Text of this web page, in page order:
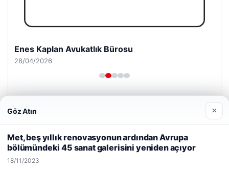
Enes Kaplan Avukatlık Bürosu
28/04/2026
© 2026 Gezgin Haber – Güncel Haberler
kullanıyoruz.Çerez Politikamız
Göz Atın ×
Met, beş yıllık renovasyonun ardından Avrupa
bölümündeki 45 sanat galerisini yeniden açıyor
18/11/2023